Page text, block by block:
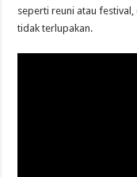
seperti reuni atau
tidak terlupakan.